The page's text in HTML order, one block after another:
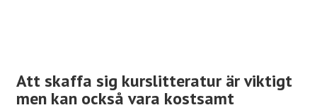
Att skaffa sig kurslitteratur är viktigt
men kan också vara kostsamt